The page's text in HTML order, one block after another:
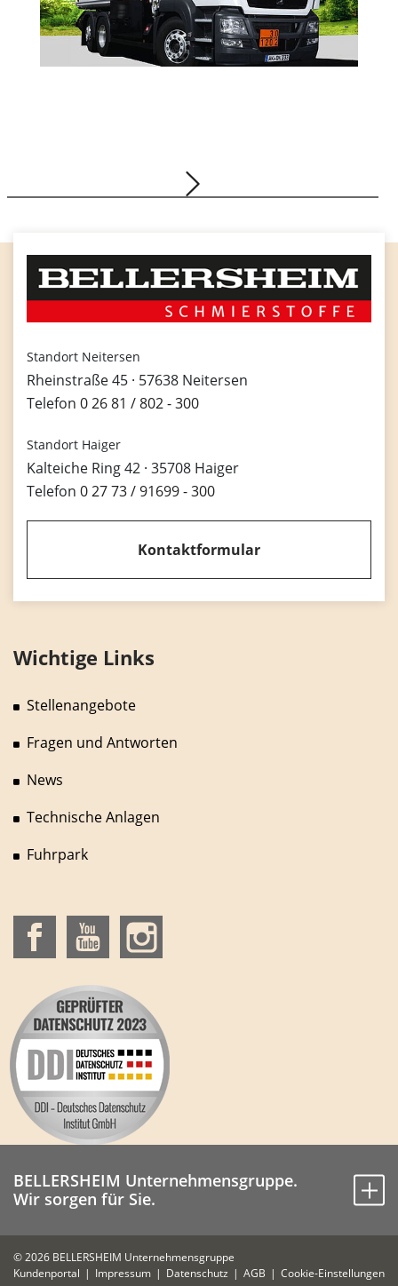
Gruppe, Energie, Logistik, Schmierstoffe,
Tankstellen
Standort Neitersen
Rheinstraße 45 · 57638 Neitersen
Telefon 0 26 81 / 802 - 300
Standort Haiger
Kalteiche Ring 42 · 35708 Haiger
Telefon 0 27 73 / 91699 - 300
Kontaktformular
Wichtige Links
Stellenangebote
Fragen und Antworten
News
Technische Anlagen
Fuhrpark
BELLERSHEIM Unternehmensgruppe.
Wir sorgen für Sie.
© 2026 BELLERSHEIM Unternehmensgruppe
Kundenportal
Impressum Datenschutz AGB Cookie-Einstellungen